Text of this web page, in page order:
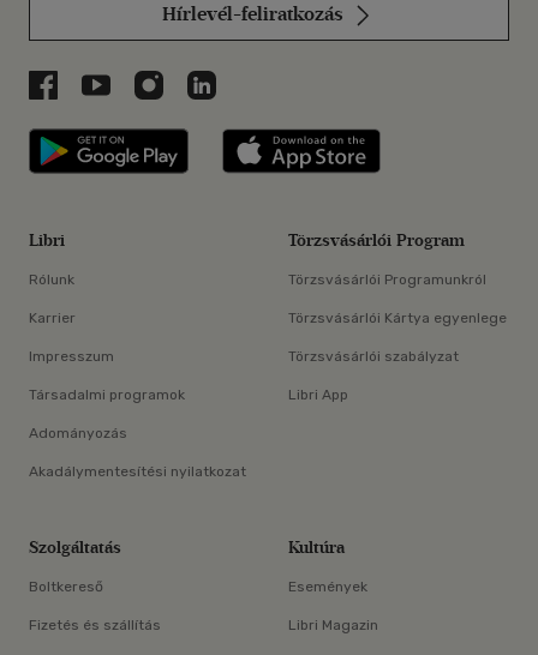
Hírlevél-feliratkozás
Libri a Facebookon
Libri a Youtube-on
Libri az Instagramon
Libri a LinkedInen
Libri applikáció Szerezd meg: Google
Libri
Rólunk
Karrier
Impresszum
Társadalmi programok
Adományozás
Akadálymentesítési nyilatkozat
Törzsvásárlói Program
Törzsvásárlói Programunkról
Törzsvásárlói Kártya egyenlege
Törzsvásárlói szabályzat
Libri App
Szolgáltatás
Boltkereső
Fizetés és szállítás
Kultúra
Események
Libri Magazin